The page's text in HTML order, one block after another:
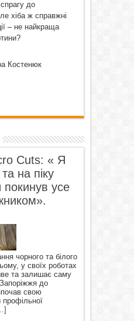
до
хіба ж справжні
– не найкраща
Костенюк
Cuts: « Я
на піку
покинув усе
чорного та білого
у своїх роботах
та залишає саму
до
свою